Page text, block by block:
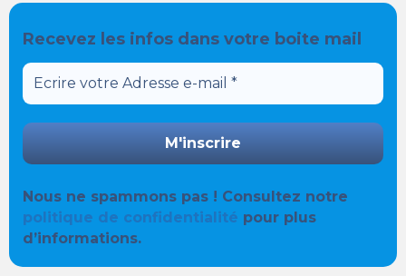
Recevez les infos dans votre boite mail
Nous ne spammons pas ! Consultez notre
politique de confidentialité pour plus
d’informations.